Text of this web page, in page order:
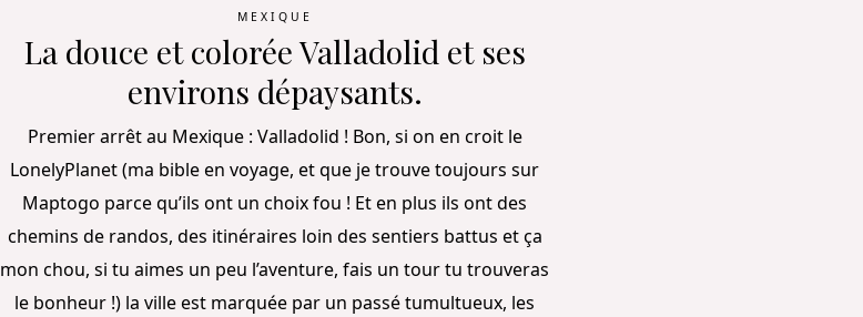
MEXIQUE
La douce et colorée Valladolid et ses
environs dépaysants.
Premier arrêt au Mexique : Valladolid ! Bon, si on en croit le
LonelyPlanet (ma bible en voyage, et que je trouve toujours sur
Maptogo parce qu’ils ont un choix fou ! Et en plus ils ont des
chemins de randos, des itinéraires loin des sentiers battus et ça
mon chou, si tu aimes un peu l’aventure, fais un tour tu trouveras
le bonheur !) la ville est marquée par un passé tumultueux, les